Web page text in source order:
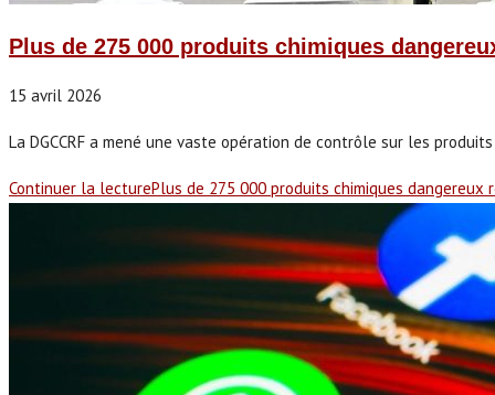
Plus de 275 000 produits chimiques
15 avril 2026
La DGCCRF a mené une vaste opération de contrôle sur les
Continuer la lecturePlus de 275 000 produits chimiques dangereux